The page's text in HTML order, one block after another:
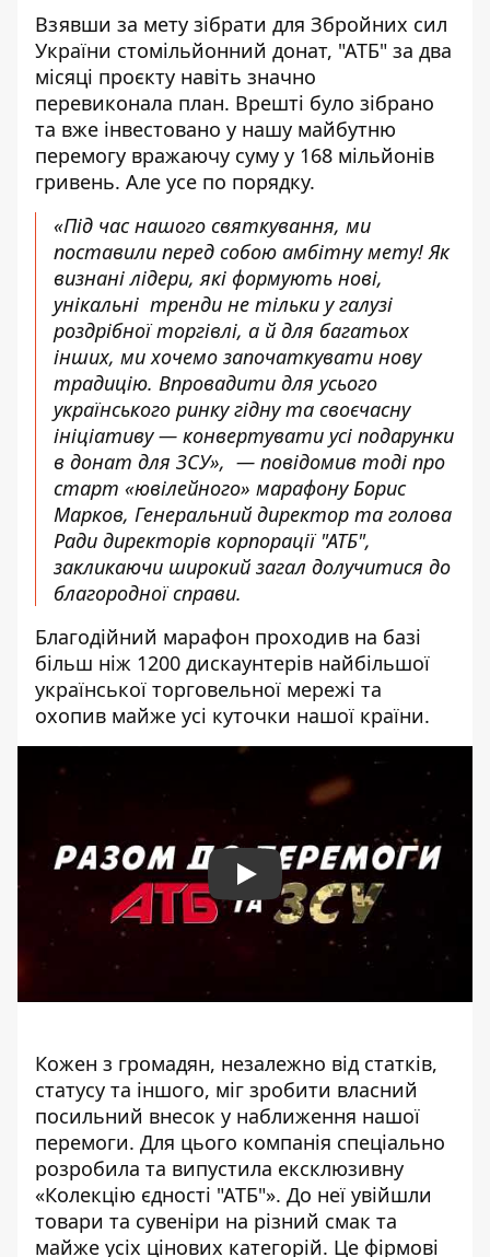
Взявши за мету зібрати для Збройних сил
України стомільйонний донат, "АТБ" за два
місяці проєкту навіть значно
перевиконала план. Врешті було зібрано
та вже інвестовано у нашу майбутню
перемогу вражаючу суму у 168 мільйонів
гривень. Але усе по порядку.
«Під час нашого святкування, ми
поставили перед собою амбітну мету! Як
визнані лідери, які формують нові,
унікальні тренди не тільки у галузі
роздрібної торгівлі, а й для багатьох
інших, ми хочемо започаткувати нову
традицію. Впровадити для усього
українського ринку гідну та своєчасну
ініціативу — конвертувати усі подарунки
в донат для ЗСУ», — повідомив тоді про
старт «ювілейного» марафону Борис
Марков, Генеральний директор та голова
Ради директорів корпорації "АТБ",
закликаючи широкий загал долучитися до
благородної справи.
Благодійний марафон проходив на базі
більш ніж 1200 дискаунтерів найбільшої
української торговельної мережі та
охопив майже усі куточки нашої країни.
Play
Кожен з громадян, незалежно від статків,
статусу та іншого, міг зробити власний
посильний внесок у наближення нашої
перемоги. Для цього компанія спеціально
розробила та випустила ексклюзивну
«Колекцію єдності "АТБ"». До неї увійшли
товари та сувеніри на різний смак та
майже усіх цінових категорій. Це фірмові